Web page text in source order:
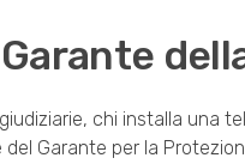
chi installa una
Garante per la